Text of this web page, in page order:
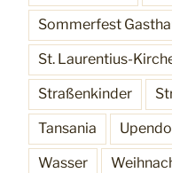
Sommerfest
St. Laurentius-
Straßenkinder
Tansania Upendo
Wasser